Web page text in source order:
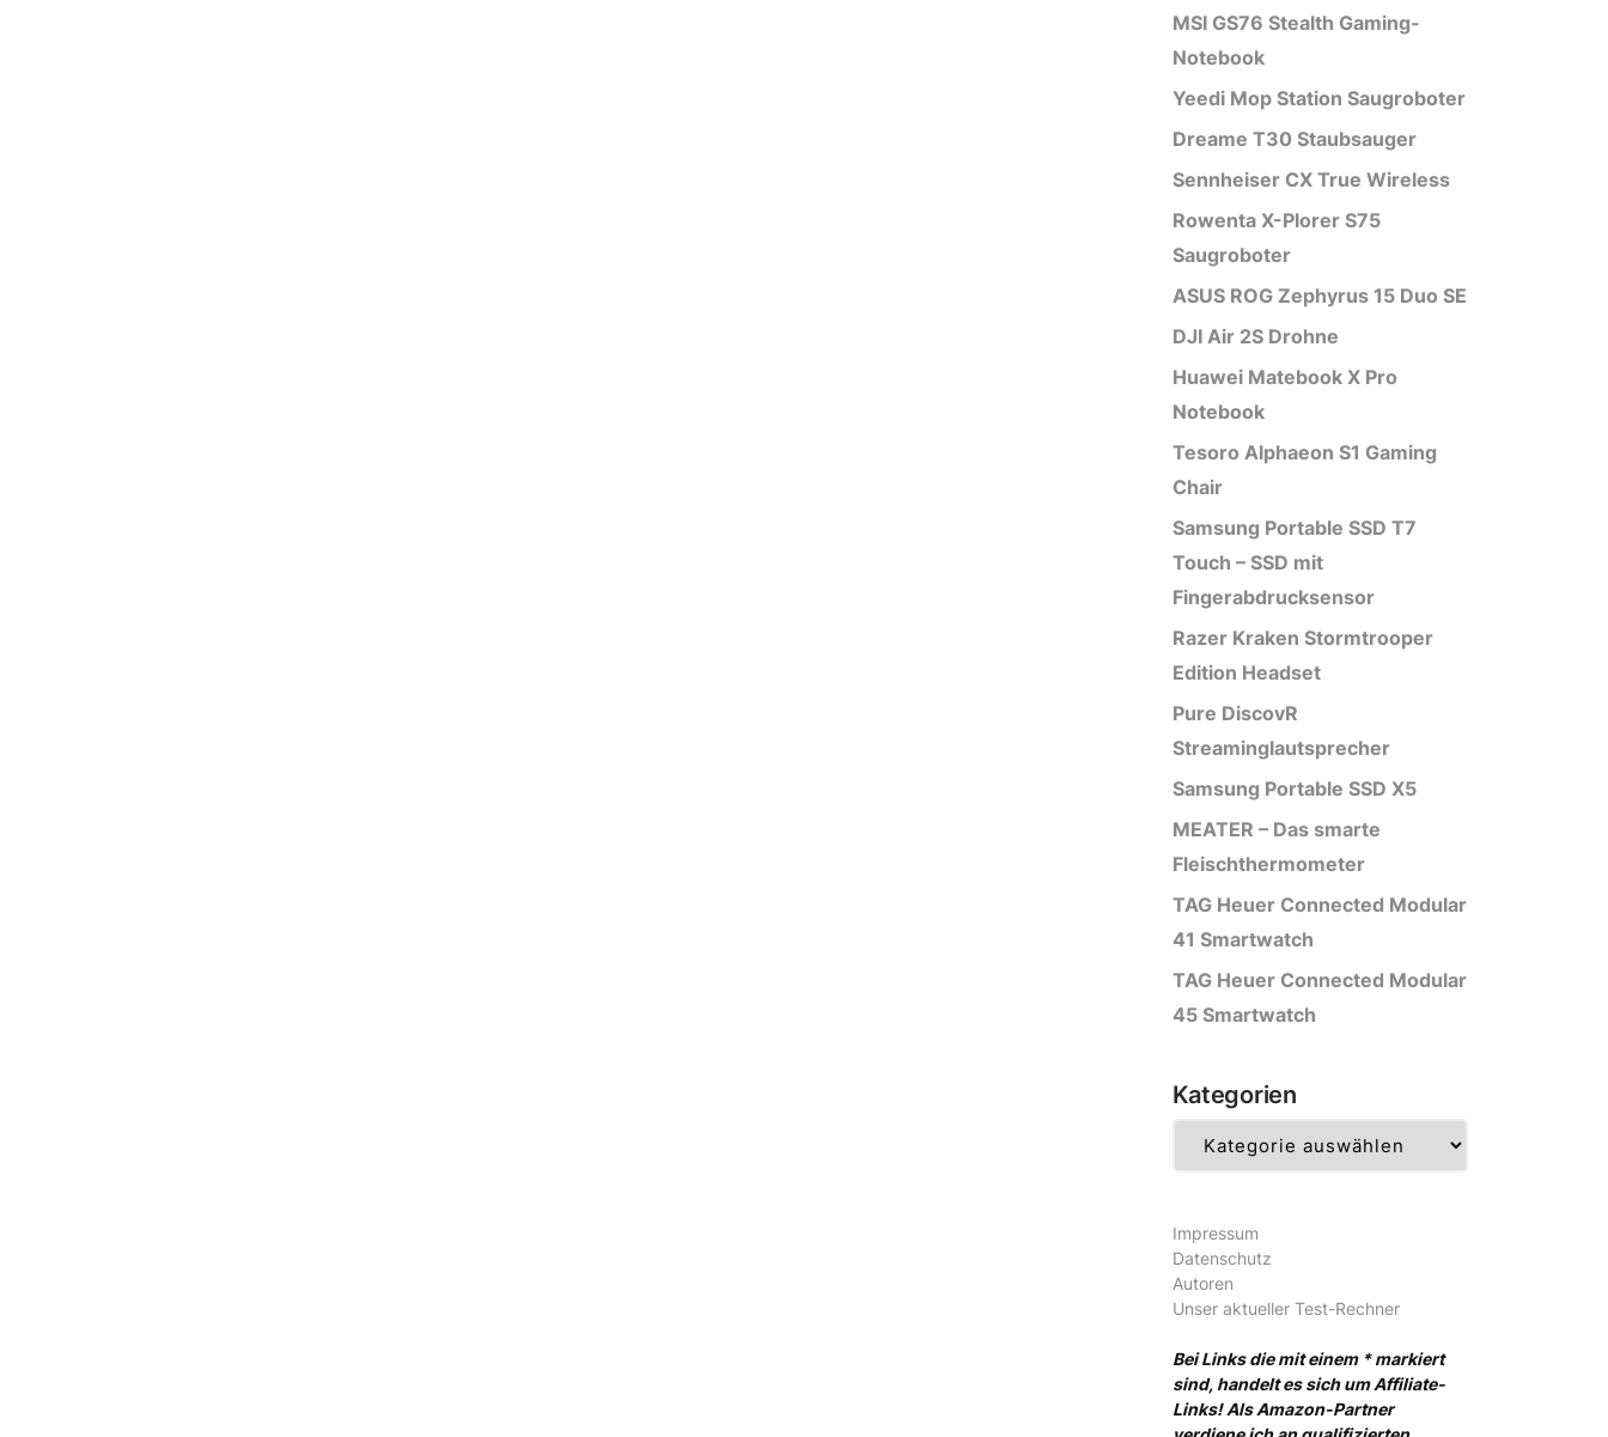
MSI GS76 Stealth Gaming-
Notebook
Yeedi Mop Station Saugroboter
Dreame T30 Staubsauger
Sennheiser CX True Wireless
Rowenta X-Plorer S75
Saugroboter
ASUS ROG Zephyrus 15 Duo SE
DJI Air 2S Drohne
Huawei Matebook X Pro
Notebook
Tesoro Alphaeon S1 Gaming
Chair
Samsung Portable SSD T7
Touch – SSD mit
Fingerabdrucksensor
Razer Kraken Stormtrooper
Edition Headset
Pure DiscovR
Streaminglautsprecher
Samsung Portable SSD X5
MEATER – Das smarte
Fleischthermometer
TAG Heuer Connected Modular
41 Smartwatch
TAG Heuer Connected Modular
45 Smartwatch
Kategorien
Impressum
Datenschutz
Autoren
Unser aktueller Test-Rechner
Bei Links die mit einem * markiert
sind, handelt es sich um Affiliate-
Links! Als Amazon-Partner